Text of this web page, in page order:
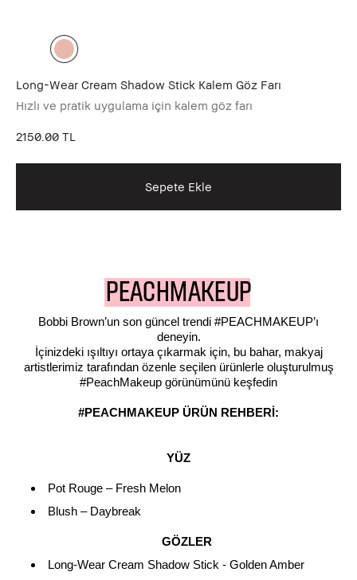
Long-Wear Cream Shadow Stick Kalem Göz Farı
Hızlı ve pratik uygulama için kalem göz farı
2150.00 TL
Sepete Ekle
PEACHMAKEUP
Bobbi Brown’un son güncel trendi #PEACHMAKEUP’ı
deneyin.
İçinizdeki ışıltıyı ortaya çıkarmak için, bu bahar, makyaj
artistlerimiz tarafından özenle seçilen ürünlerle oluşturulmuş
#PeachMakeup görünümünü keşfedin
#PEACHMAKEUP ÜRÜN REHBERİ:
YÜZ
Pot Rouge – Fresh Melon
Blush – Daybreak
GÖZLER
Long-Wear Cream Shadow Stick - Golden Amber